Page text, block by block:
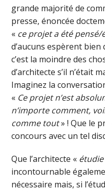
grande majorité de
presse, énoncée
« ce projet a été
d’aucuns espèrent bien
c’est la moindre des
d’architecte s’il n’était
Imaginez la
« Ce projet n’est
n’importe comment,
comme tout» ! Que le
concours avec un tel
Que l’architecte « étudie
incontournable
nécessaire mais, si